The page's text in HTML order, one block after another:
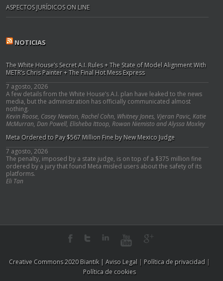
ASPECTOS JURÍDICOS ON LINE
NOTICIAS
The White House’s Secret A.I. Rules + The State of Model Alignment With
METR’s Chris Painter + The Final Hot Mess Express
7 agosto, 2026
A few details from the White House’s A.I. plan have leaked to the news
media, but the administration has officially communicated almost
nothing.
Kevin Roose, Casey Newton, Rachel Cohn, Whitney Jones, Vjeran Pavic, Katie
McMurran, Dan Powell, Elisheba Ittoop, Rowan Niemisto and Alyssa Moxley
Meta Ordered to Pay $567 Million Fine by New Mexico Judge
7 agosto, 2026
The penalty, imposed by a state judge, is on top of a $375 million fine
ordered by a jury that found Meta misled users about the safety of its
platforms.
Eli Tan
Creative Commons 2020 Biantik | Aviso Legal| Política de privacidad|
Política de cookies